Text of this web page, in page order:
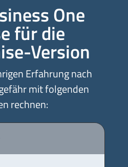
One
für die
Version
Erfahrung nach
mit folgenden
rechnen: